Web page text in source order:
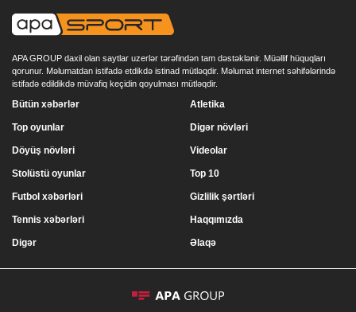
APA GROUP daxil olan saytlar uzerlər tərəfindən tam dəstəklənir. Müəllif hüquqları
qorunur. Məlumatdan istifadə etdikdə istinad mütləqdir. Məlumat internet səhifələrində
istifadə edildikdə müvafiq keçidin qoyulması mütləqdir.
Bütün xəbərlər
Top oyunlar
Döyüş növləri
Stolüstü oyunlar
Atletika
Digər növləri
Videolar
Top 10
Futbol xəbərləri
Tennis xəbərləri
Digər
Gizlilik şərtləri
Haqqımızda
Əlaqə